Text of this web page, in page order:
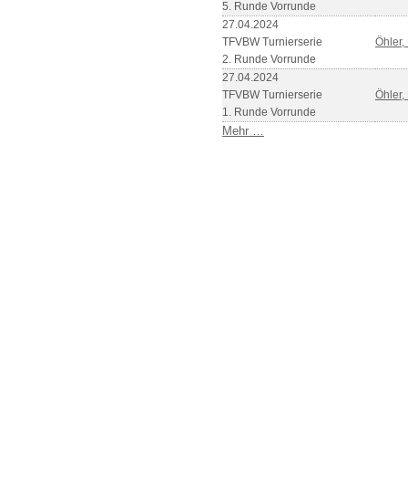
5. Runde Vorrunde
27.04.2024
TFVBW Turnierserie
2. Runde Vorrunde
Öhler,
27.04.2024
TFVBW Turnierserie
1. Runde Vorrunde
Öhler,
Mehr …